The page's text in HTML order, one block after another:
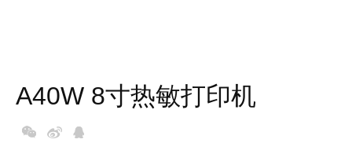
A40W 8寸热敏打印机